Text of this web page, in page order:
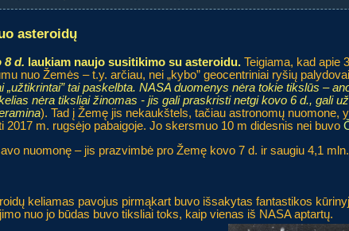
asteroidų
8 d. laukiam naujo susitikimo su asteroidu.Teigiama, kad apie
nuo Žemės – t.y. arčiau, nei „kybo” geocentriniai ryšių
„užtikrintai” tai paskelbta. NASA duomenys nėra tokie tikslūs –
nėra tiksliai žinomas - jis gali praskristi netgi kovo 6 d., gali
). Tad į Žemę jis nekaukštels, tačiau astronomų nuomone,
2017 m. rugsėjo pabaigoje. Jo skersmuo 10 m didesnis nei buvo
nuomonę – jis prazvimbė pro Žemę kovo 7 d. ir saugiu 4,1
keliamas pavojus pirmąkart buvo išsakytas fantastikos
nuo jo būdas buvo tiksliai toks, kaip vienas iš NASA aptartų.